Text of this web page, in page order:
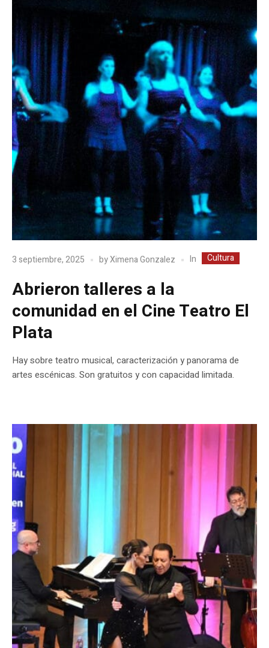
3 septiembre, 2025 byXimena Gonzalez In Cultura
Abrieron talleres a la
comunidad en el Cine Teatro El
Plata
Hay sobre teatro musical, caracterización y panorama de
artes escénicas. Son gratuitos y con capacidad limitada.